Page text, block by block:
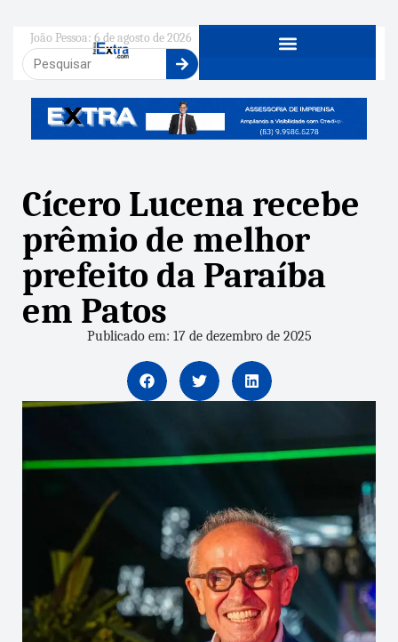
João Pessoa: 6 de agosto de 2026
Cícero Lucena recebe
prêmio de melhor
prefeito da Paraíba
em Patos
Publicado em: 17 de dezembro de 2025